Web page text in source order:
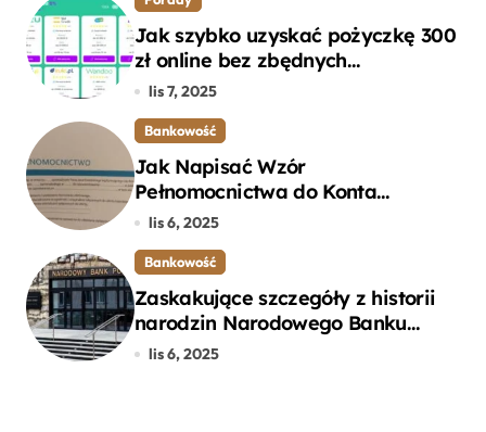
Jak szybko uzyskać pożyczkę 300
zł online bez zbędnych
formalności?
lis 7, 2025
Bankowość
Jak Napisać Wzór
Pełnomocnictwa do Konta
Bankowego – Praktyczny
lis 6, 2025
Bankowość
Zaskakujące szczegóły z historii
narodzin Narodowego Banku
Polskiego, o których mogłeś nie
lis 6, 2025